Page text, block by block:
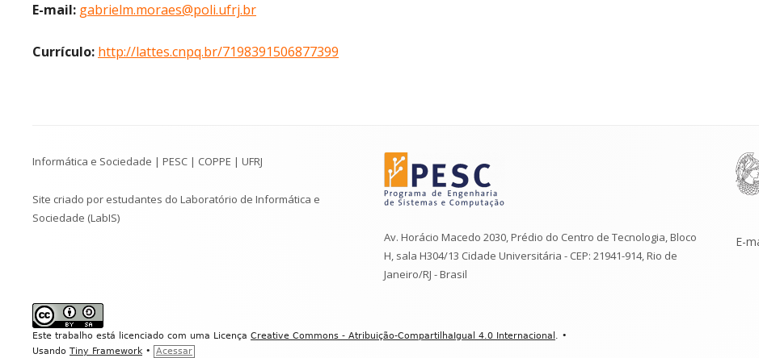
E-mail: gabrielm.moraes@poli.ufrj.br
Currículo: http://lattes.cnpq.br/7198391506877399
do
Rodapé
Informática e Sociedade | PESC | COPPE | UFRJ
Site criado por estudantes do Laboratório de Informática e
Sociedade (LabIS)
Av. Horácio Macedo 2030, Prédio do Centro de Tecnologia, Bloco
H, sala H304/13 Cidade Universitária - CEP: 21941-914, Rio de
Janeiro/RJ - Brasil
E-
Este trabalho está licenciado com uma Licença Creative Commons - Atribuição-CompartilhaIgual 4.0 Internacional . •
Usando Tiny Framework • Acessar